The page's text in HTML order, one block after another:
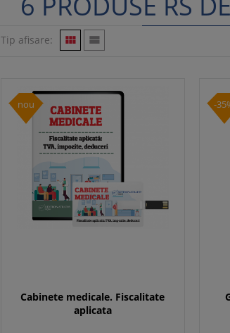
Tip afisare:  
nou
Cabinete medicale. Fiscalitate
aplicata
-